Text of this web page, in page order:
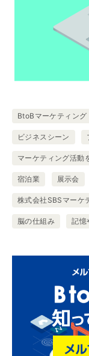
BtoBマーケティング
ビジネスシーン
マーケティング活動
宿泊業 展示会
株式会社SBSマーケ
脳の仕組み 記憶